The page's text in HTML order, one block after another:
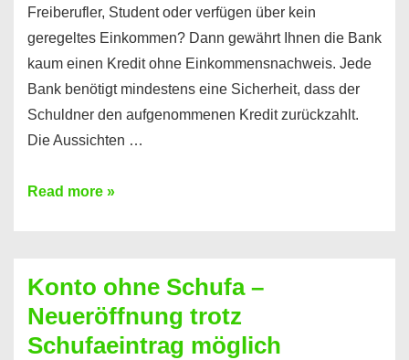
Freiberufler, Student oder verfügen über kein
geregeltes Einkommen? Dann gewährt Ihnen die Bank
kaum einen Kredit ohne Einkommensnachweis. Jede
Bank benötigt mindestens eine Sicherheit, dass der
Schuldner den aufgenommenen Kredit zurückzahlt.
Die Aussichten …
Mit
Sie
einen
Kredit
Read more »
Konto ohne Schufa –
Neueröffnung trotz
Schufaeintrag möglich